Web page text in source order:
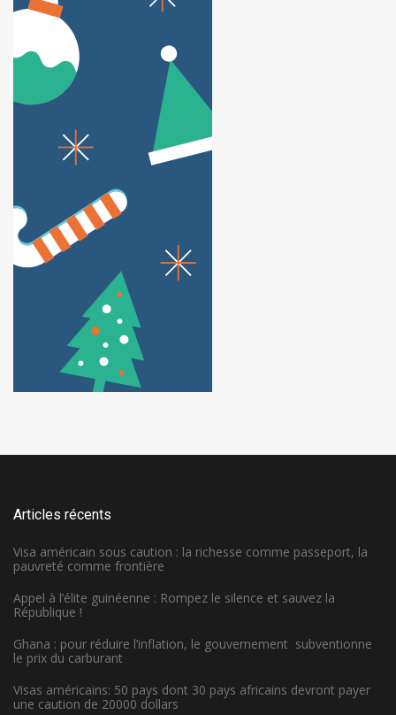
Articles récents
Visa américain sous caution : la richesse comme passeport, la
pauvreté comme frontière
Appel à l’élite guinéenne : Rompez le silence et sauvez la
République !
Ghana : pour réduire l’inflation, le gouvernement subventionne
le prix du carburant
Visas américains: 50 pays dont 30 pays africains devront payer
une caution de 20000 dollars